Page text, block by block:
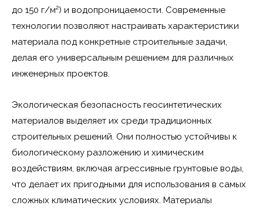
до 150 г/м²) и водопроницаемости. Современные
технологии позволяют настраивать характеристики
материала под конкретные строительные задачи,
делая его универсальным решением для различных
инженерных проектов.
Экологическая безопасность геосинтетических
материалов выделяет их среди традиционных
строительных решений. Они полностью устойчивы к
биологическому разложению и химическим
воздействиям, включая агрессивные грунтовые воды,
что делает их пригодными для использования в самых
сложных климатических условиях. Материалы